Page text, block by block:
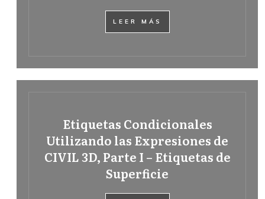
LEER MÁS
Etiquetas Condicionales
Utilizando las Expresiones de
CIVIL 3D, Parte I – Etiquetas de
Superficie